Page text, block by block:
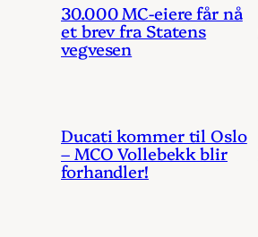
30.000 MC-eiere får nå
et brev fra Statens
vegvesen
Ducati kommer til Oslo
– MCO Vollebekk blir
forhandler!